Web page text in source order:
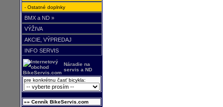
- Ostatné doplnky
BMX a ND »
VÝŽIVA
AKCIE, VÝPREDAJ
INFO SERVIS
Náradie na
servis a ND
pre konkrétnu časť bicykla:
»» Cenník BikeServis.com